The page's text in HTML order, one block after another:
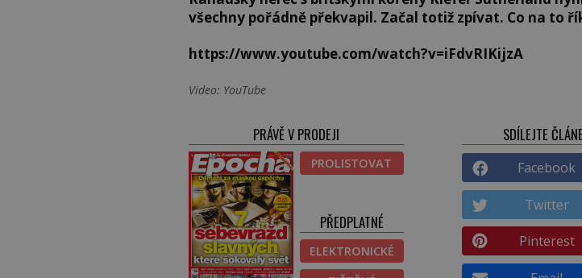
všechny pořádně překvapil. Začal totiž zpívat. Co na to
https://www.youtube.com/watch?v=iFdvRIKijzA
Video: YouTube
PRÁVĚ V PRODEJI
PROLISTOVAT
PŘEDPLATNÉ
ELEKTRONICKÉ
SDÍLEJTE
Facebook
Twitter
Pinterest